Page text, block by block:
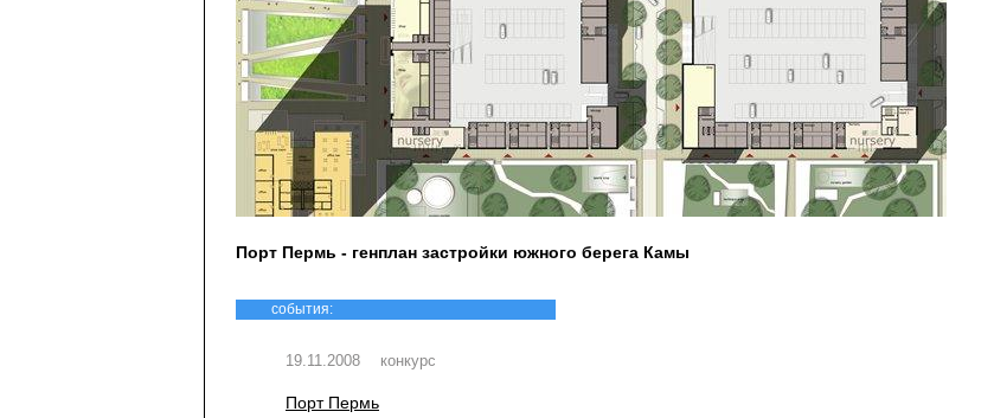
Порт Пермь - генплан застройки южного берега Камы
события:
19.11.2008 конкурс
Порт Пермь